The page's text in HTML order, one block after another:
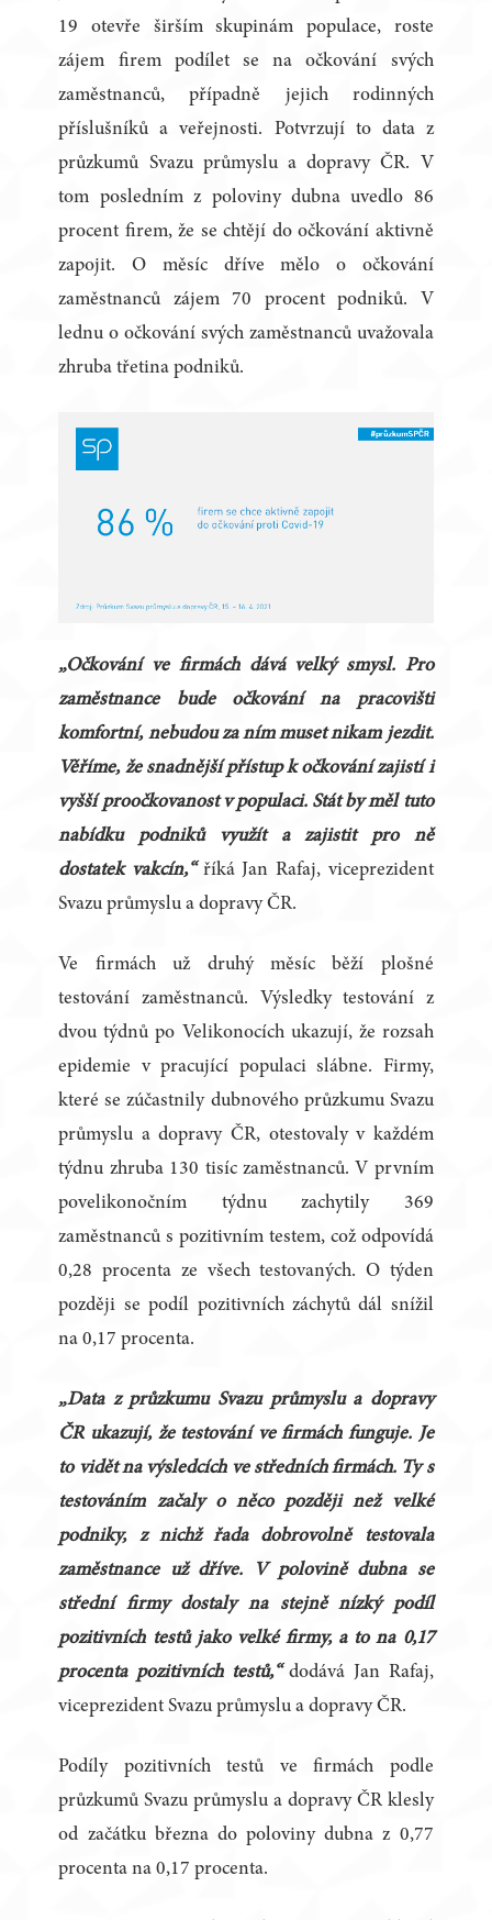
19 otevře širším skupinám populace, roste
zájem firem podílet se na očkování svých
zaměstnanců, případně jejich rodinných
příslušníků a veřejnosti. Potvrzují to data z
průzkumů Svazu průmyslu a dopravy ČR. V
tom posledním z poloviny dubna uvedlo 86
procent firem, že se chtějí do očkování aktivně
zapojit. O měsíc dříve mělo o očkování
zaměstnanců zájem 70 procent podniků. V
lednu o očkování svých zaměstnanců uvažovala
zhruba třetina podniků.
„Očkování ve firmách dává velký smysl. Pro
zaměstnance bude očkování na pracovišti
komfortní, nebudou za ním muset nikam jezdit.
Věříme, že snadnější přístup k očkování zajistí i
vyšší proočkovanost v populaci. Stát by měl tuto
nabídku podniků využít a zajistit pro ně
dostatek vakcín,“říká Jan Rafaj, viceprezident
Svazu průmyslu a dopravy ČR.
Ve firmách už druhý měsíc běží plošné
testování zaměstnanců. Výsledky testování z
dvou týdnů po Velikonocích ukazují, že rozsah
epidemie v pracující populaci slábne. Firmy,
které se zúčastnily dubnového průzkumu Svazu
průmyslu a dopravy ČR, otestovaly v každém
týdnu zhruba 130 tisíc zaměstnanců. V prvním
povelikonočním týdnu zachytily 369
zaměstnanců s pozitivním testem, což odpovídá
0,28 procenta ze všech testovaných. O týden
později se podíl pozitivních záchytů dál snížil
na 0,17 procenta.
„Data z průzkumu Svazu průmyslu a dopravy
ČR ukazují, že testování ve firmách funguje. Je
to vidět na výsledcích ve středních firmách. Ty s
testováním začaly o něco později než velké
podniky, z nichž řada dobrovolně testovala
zaměstnance už dříve. V polovině dubna se
střední firmy dostaly na stejně nízký podíl
pozitivních testů jako velké firmy, a to na 0,17
procenta pozitivních testů,“ dodává Jan Rafaj,
viceprezident Svazu průmyslu a dopravy ČR.
Podíly pozitivních testů ve firmách podle
průzkumů Svazu průmyslu a dopravy ČR klesly
od začátku března do poloviny dubna z 0,77
procenta na 0,17 procenta.